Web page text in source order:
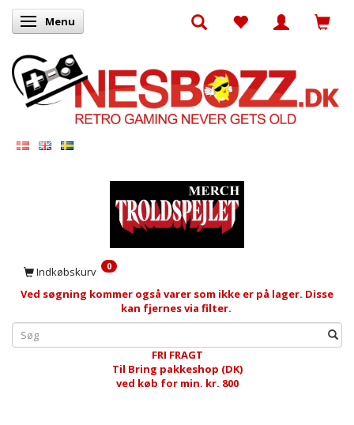
Skifte navigation
Menu
Indkøbskurv 0
Ved søgning kommer også varer som ikke er på lager. Disse
kan fjernes via filter.
FRI FRAGT
Til Bring pakkeshop (DK)
ved køb for min. kr. 800